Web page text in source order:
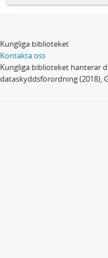
Kungliga biblioteket
Kontakta oss
Kungliga biblioteket hanterar
dataskyddsförordning (2018),